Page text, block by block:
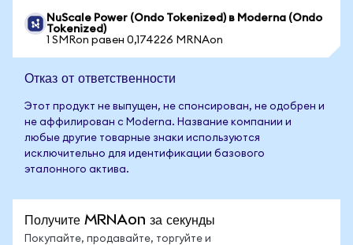
NuScale Power (Ondo Tokenized) в Moderna (Ondo
Tokenized)
1 SMRon равен 0,174226 MRNAon
Отказ от ответственности
Этот продукт не выпущен, не спонсирован, не одобрен и
не аффилирован с Moderna. Название компании и
любые другие товарные знаки используются
исключительно для идентификации базового
эталонного актива.
Получите MRNAon за секунды
Покупайте, продавайте, торгуйте и